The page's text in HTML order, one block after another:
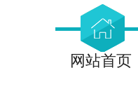
网站首页